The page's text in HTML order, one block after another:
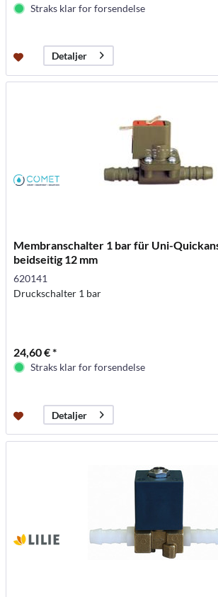
Straks klar for forsendelse
Detaljer
Membranschalter 1 bar für Uni-
beidseitig 12 mm
620141
Druckschalter 1 bar
24,60 € *
Straks klar for forsendelse
Detaljer